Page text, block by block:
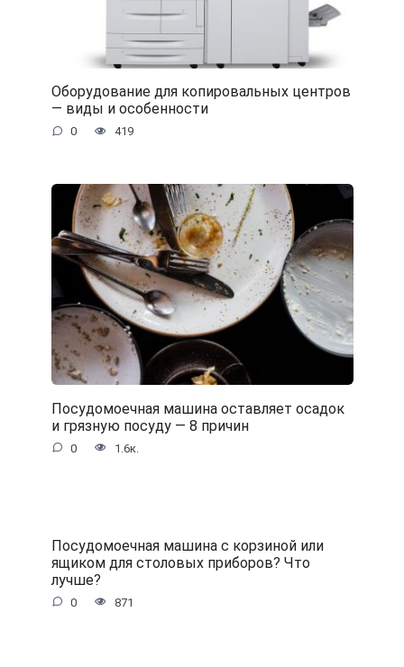
Оборудование для копировальных центров
— виды и особенности
0 419
Посудомоечная машина оставляет осадок
и грязную посуду — 8 причин
0 1.6к.
Посудомоечная машина с корзиной или
ящиком для столовых приборов? Что
лучше?
0 871